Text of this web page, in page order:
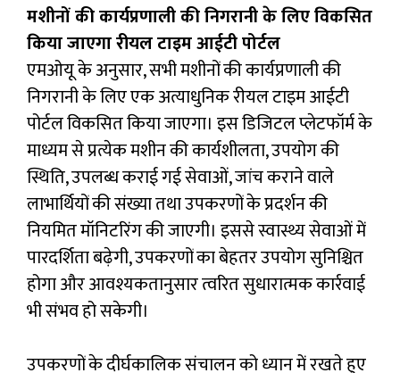
मशीनों की कार्यप्रणाली की निगरानी के लिए विकसित
किया जाएगा रीयल टाइम आईटी पोर्टल
एमओयू के अनुसार, सभी मशीनों की कार्यप्रणाली की
निगरानी के लिए एक अत्याधुनिक रीयल टाइम आईटी
पोर्टल विकसित किया जाएगा। इस डिजिटल प्लेटफॉर्म के
माध्यम से प्रत्येक मशीन की कार्यशीलता, उपयोग की
स्थिति, उपलब्ध कराई गई सेवाओं, जांच कराने वाले
लाभार्थियों की संख्या तथा उपकरणों के प्रदर्शन की
नियमित मॉनिटरिंग की जाएगी। इससे स्वास्थ्य सेवाओं में
पारदर्शिता बढ़ेगी, उपकरणों का बेहतर उपयोग सुनिश्चित
होगा और आवश्यकतानुसार त्वरित सुधारात्मक कार्रवाई
भी संभव हो सकेगी।
उपकरणों के दीर्घकालिक संचालन को ध्यान में रखते हुए